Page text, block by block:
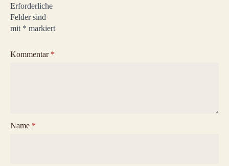
Erforderliche
Felder sind
mit * markiert
Kommentar *
Name *